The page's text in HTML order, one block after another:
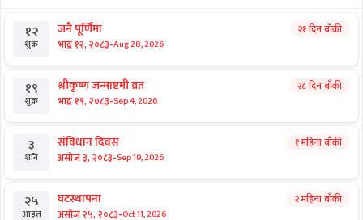
१२
शुक्र
जनै पूर्णिमा
भाद्र १२, २०८३-Aug 28, 2026
२१ दिन बाँकी
१९
शुक्र
श्रीकृष्ण जन्माष्टमी व्रत
भाद्र १९, २०८३-Sep 4, 2026
२८ दिन बाँकी
३
शनि
संविधान दिवस
असोज ३, २०८३-Sep 19, 2026
१ महिना बाँकी
२५
आइत
घटस्थापना
असोज २५, २०८३-Oct 11, 2026
२ महिना बाँकी